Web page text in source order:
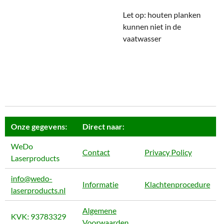
Let op: houten planken
kunnen niet in de
vaatwasser
Onze gegevens: Direct naar:
WeDo
Laserproducts
Contact Privacy Policy
info@wedo-
laserproducts.nl
Informatie Klachtenprocedure
KVK: 93783329
Algemene